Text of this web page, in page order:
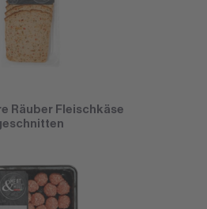
Räuber Fleischkäse